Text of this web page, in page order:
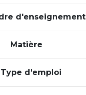
d'enseignement
Matière
Type d'emploi